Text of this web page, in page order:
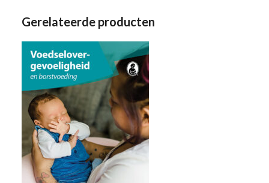
Gerelateerde producten